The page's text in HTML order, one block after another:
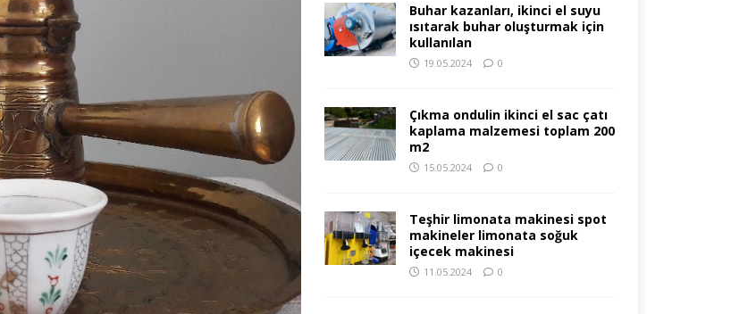
Buhar kazanları, ikinci el suyu
ısıtarak buhar oluşturmak için
kullanılan
19.05.2024 0
Çıkma ondulin ikinci el sac çatı
kaplama malzemesi toplam 200
m2
15.05.2024 0
Teşhir limonata makinesi spot
makineler limonata soğuk
içecek makinesi
11.05.2024 0